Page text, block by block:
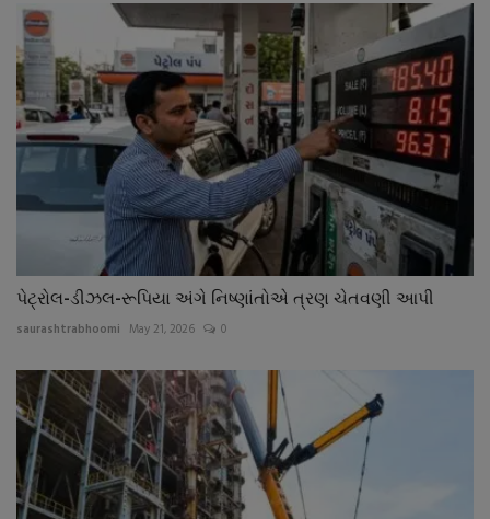
પેટ્રોલ-ડીઝલ-રૂપિયા અંગે નિષ્ણાંતોએ ત્રણ ચેતવણી આપી
saurashtrabhoomi May 21, 2026 0